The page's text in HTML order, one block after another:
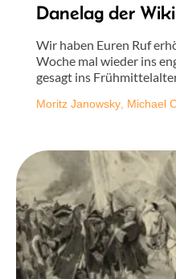
Danelag der
Wir haben Euren Ruf
Woche mal wieder ins
gesagt ins
Moritz Janowsky Michael